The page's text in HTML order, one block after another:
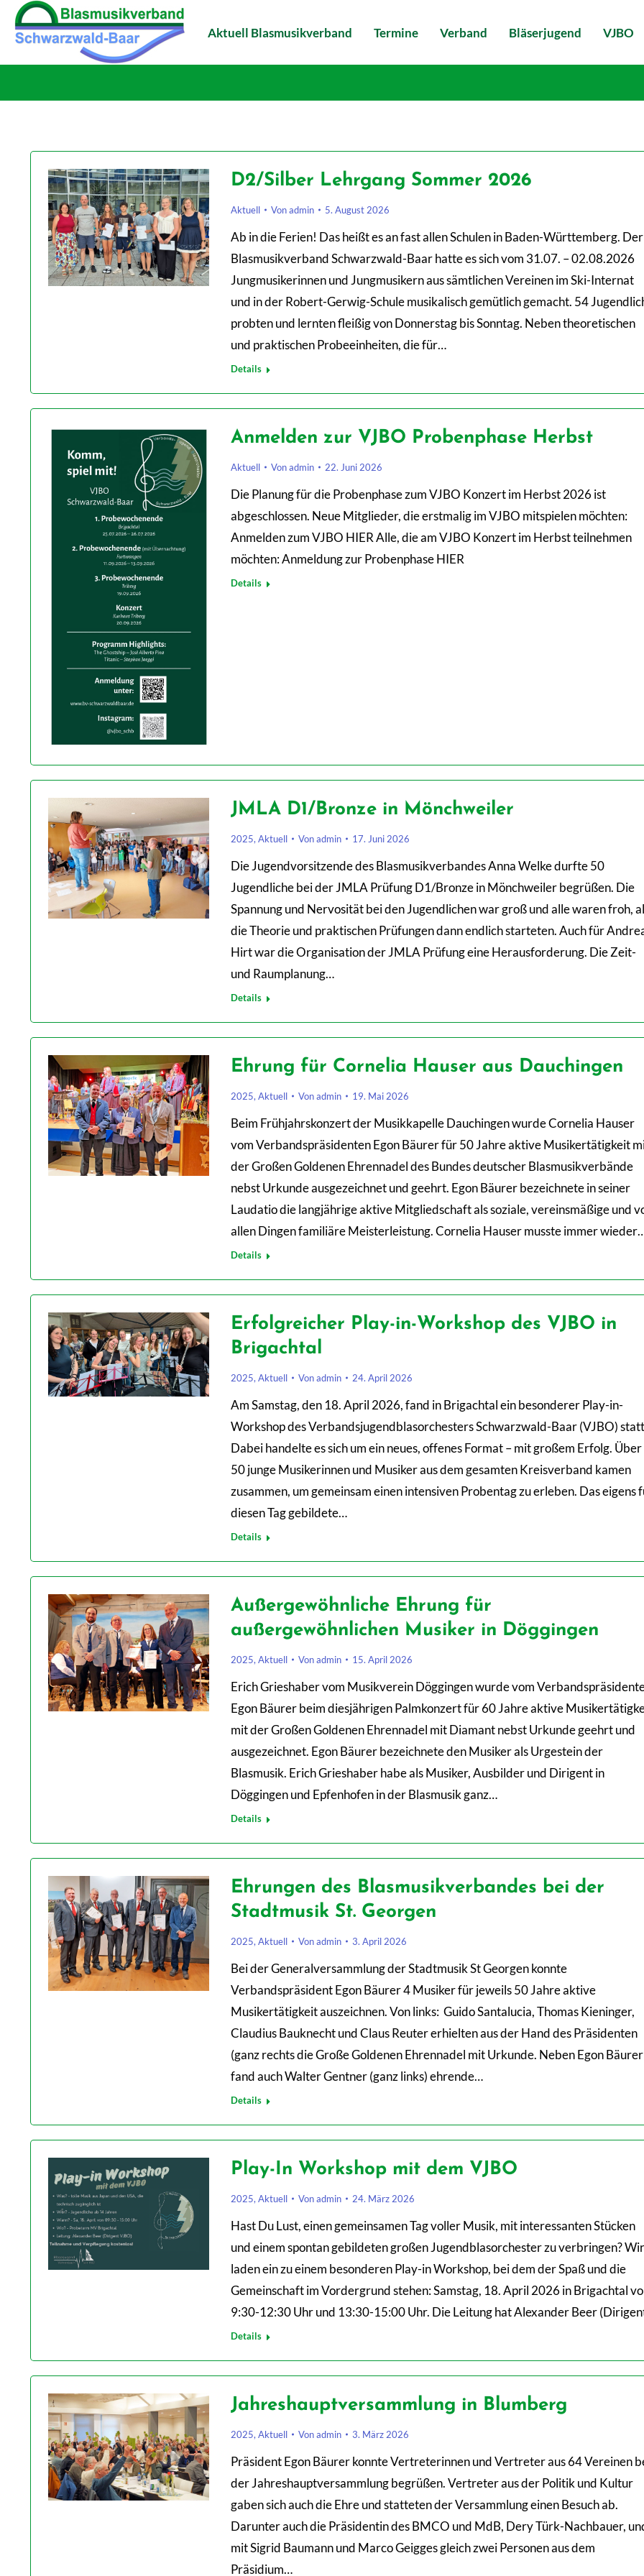
Aktuell Blasmusikverband Termine Verband Bläserjugend VJBO
D2/Silber Lehrgang Sommer 2026
Aktuell Vonadmin 5. August 2026
Ab in die Ferien! Das heißt es an fast allen Schulen in Baden-Württemberg. Der
Blasmusikverband Schwarzwald-Baar hatte es sich vom 31.07. – 02.08.2026
Jungmusikerinnen und Jungmusikern aus sämtlichen Vereinen im Ski-Internat
und in der Robert-Gerwig-Schule musikalisch gemütlich gemacht. 54
probten und lernten fleißig von Donnerstag bis Sonntag. Neben theoretischen
und praktischen Probeeinheiten, die für…
Details
Anmelden zur VJBO Probenphase Herbst
Aktuell Vonadmin 22. Juni 2026
Die Planung für die Probenphase zum VJBO Konzert im Herbst 2026 ist
abgeschlossen. Neue Mitglieder, die erstmalig im VJBO mitspielen möchten:
Anmelden zum VJBO HIER Alle, die am VJBO Konzert im Herbst teilnehmen
möchten: Anmeldung zur Probenphase HIER
Details
JMLA D1/Bronze in Mönchweiler
2025, Aktuell Vonadmin 17. Juni 2026
Die Jugendvorsitzende des Blasmusikverbandes Anna Welke durfte 50
Jugendliche bei der JMLA Prüfung D1/Bronze in Mönchweiler begrüßen. Die
Spannung und Nervosität bei den Jugendlichen war groß und alle waren froh,
die Theorie und praktischen Prüfungen dann endlich starteten. Auch für
Hirt war die Organisation der JMLA Prüfung eine Herausforderung. Die Zeit-
und Raumplanung…
Details
Ehrung für Cornelia Hauser aus Dauchingen
2025, Aktuell Vonadmin 19. Mai 2026
Beim Frühjahrskonzert der Musikkapelle Dauchingen wurde Cornelia Hauser
vom Verbandspräsidenten Egon Bäurer für 50 Jahre aktive Musikertätigkeit
der Großen Goldenen Ehrennadel des Bundes deutscher Blasmusikverbände
nebst Urkunde ausgezeichnet und geehrt. Egon Bäurer bezeichnete in seiner
Laudatio die langjährige aktive Mitgliedschaft als soziale, vereinsmäßige und
allen Dingen familiäre Meisterleistung. Cornelia Hauser musste immer
Details
Erfolgreicher Play-in-Workshop des VJBO in
Brigachtal
2025, Aktuell Vonadmin 24. April 2026
Am Samstag, den 18. April 2026, fand in Brigachtal ein besonderer Play-in-
Workshop des Verbandsjugendblasorchesters Schwarzwald-Baar (VJBO)
Dabei handelte es sich um ein neues, offenes Format – mit großem Erfolg. Über
50 junge Musikerinnen und Musiker aus dem gesamten Kreisverband kamen
zusammen, um gemeinsam einen intensiven Probentag zu erleben. Das eigens
diesen Tag gebildete…
Details
Außergewöhnliche Ehrung für
außergewöhnlichen Musiker in Döggingen
2025, Aktuell Vonadmin 15. April 2026
Erich Grieshaber vom Musikverein Döggingen wurde vom
Egon Bäurer beim diesjährigen Palmkonzert für 60 Jahre aktive
mit der Großen Goldenen Ehrennadel mit Diamant nebst Urkunde geehrt und
ausgezeichnet. Egon Bäurer bezeichnete den Musiker als Urgestein der
Blasmusik. Erich Grieshaber habe als Musiker, Ausbilder und Dirigent in
Döggingen und Epfenhofen in der Blasmusik ganz…
Details
Ehrungen des Blasmusikverbandes bei der
Stadtmusik St. Georgen
2025, Aktuell Vonadmin 3. April 2026
Bei der Generalversammlung der Stadtmusik St Georgen konnte
Verbandspräsident Egon Bäurer 4 Musiker für jeweils 50 Jahre aktive
Musikertätigkeit auszeichnen. Von links: Guido Santalucia, Thomas Kieninger,
Claudius Bauknecht und Claus Reuter erhielten aus der Hand des Präsidenten
(ganz rechts die Große Goldenen Ehrennadel mit Urkunde. Neben Egon Bäurer
fand auch Walter Gentner (ganz links) ehrende…
Details
Play-In Workshop mit dem VJBO
2025, Aktuell Vonadmin 24. März 2026
Hast Du Lust, einen gemeinsamen Tag voller Musik, mit interessanten Stücken
und einem spontan gebildeten großen Jugendblasorchester zu verbringen? Wir
laden ein zu einem besonderen Play-in Workshop, bei dem der Spaß und die
Gemeinschaft im Vordergrund stehen: Samstag, 18. April 2026 in Brigachtal
9:30-12:30 Uhr und 13:30-15:00 Uhr. Die Leitung hat Alexander Beer
Details
Jahreshauptversammlung in Blumberg
2025, Aktuell Vonadmin 3. März 2026
Präsident Egon Bäurer konnte Vertreterinnen und Vertreter aus 64 Vereinen
der Jahreshauptversammlung begrüßen. Vertreter aus der Politik und Kultur
gaben sich auch die Ehre und statteten der Versammlung einen Besuch ab.
Darunter auch die Präsidentin des BMCO und MdB, Dery Türk-Nachbauer,
mit Sigrid Baumann und Marco Geigges gleich zwei Personen aus dem
Präsidium…